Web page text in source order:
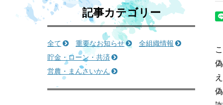
記事カテゴリー
全て 重要なお知らせ
全組織情報
貯金・ローン・共済
営農・まんさいかん